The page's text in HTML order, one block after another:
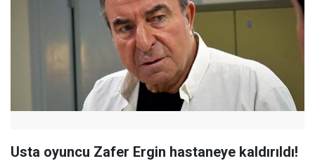
Usta oyuncu Zafer Ergin hastaneye kaldırıldı!